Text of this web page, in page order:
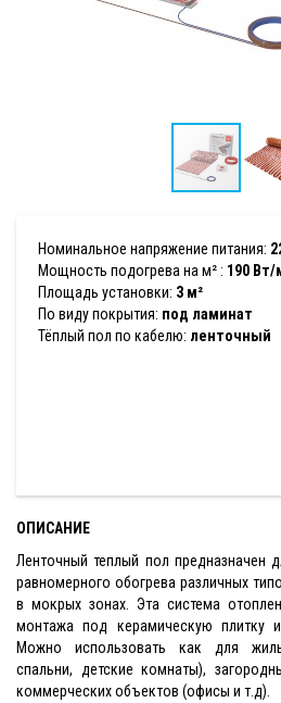
Номинальное напряжение питания:
Мощность подогрева на м² : 190 Вт/
Площадь установки: 3 м²
По виду покрытия: под ламинат
Тёплый пол по кабелю: ленточный
ОПИСАНИЕ
Ленточный теплый пол предназначен
равномерного обогрева различных
в мокрых зонах. Эта система
монтажа под керамическую плитку
Можно использовать как для
спальни, детские комнаты),
коммерческих объектов (офисы и т.д).